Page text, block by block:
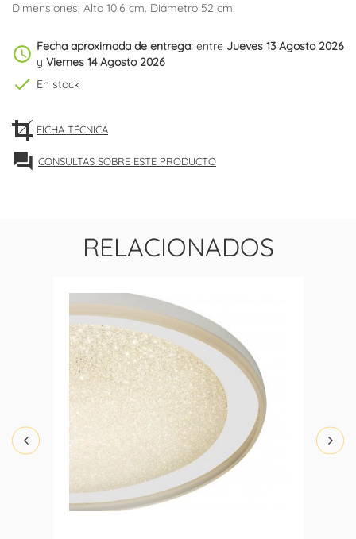
Dimensiones: Alto 10.6 cm. Diámetro 52 cm.
schedule Fecha aproximada de entrega: entre Jueves 13 Agosto 2026
y Viernes 14 Agosto 2026
check En stock
FICHA TÉCNICA
forum CONSULTAS SOBRE ESTE PRODUCTO
RELACIONADOS